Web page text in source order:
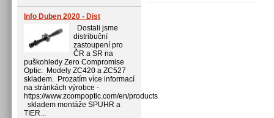
Info Duben 2020 - Dist
Dostali jsme
distribuční
zastoupení pro
ČR a SR na
puškohledy Zero Compromise
Optic. Modely ZC420 a ZC527
skladem. Prozatím více informací
na stránkách výrobce -
https://www.zcompoptic.com/en/products
skladem montáže SPUHR a
TIER...